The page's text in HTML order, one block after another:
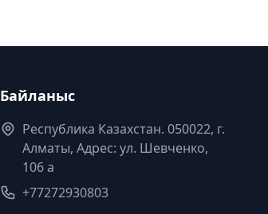
Байланыс
Республика Казахстан. 050022, г.
Алматы, Адрес: ул. Шевченко,
106 а
+77272930803